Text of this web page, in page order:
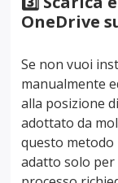
OneDrive
Se non vuoi
manualmente
alla posizione
adottato da
questo metodo
adatto solo